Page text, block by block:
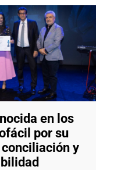
en los
por su
y